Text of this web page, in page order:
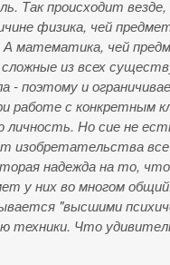
Так происходит
физика, чей
А математика, чей
из всех
- поэтому и
работе с
Но сие не
изобретательства
надежда на то,
у них во многом
"высшими
техники. Что